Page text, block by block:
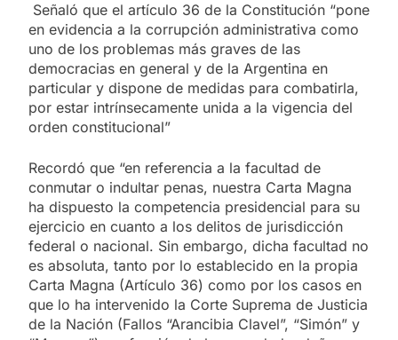
Señaló que el artículo 36 de la Constitución “pone
en evidencia a la corrupción administrativa como
uno de los problemas más graves de las
democracias en general y de la Argentina en
particular y dispone de medidas para combatirla,
por estar intrínsecamente unida a la vigencia del
orden constitucional”
Recordó que “en referencia a la facultad de
conmutar o indultar penas, nuestra Carta Magna
ha dispuesto la competencia presidencial para su
ejercicio en cuanto a los delitos de jurisdicción
federal o nacional. Sin embargo, dicha facultad no
es absoluta, tanto por lo establecido en la propia
Carta Magna (Artículo 36) como por los casos en
que lo ha intervenido la Corte Suprema de Justicia
de la Nación (Fallos “Arancibia Clavel”, “Simón” y